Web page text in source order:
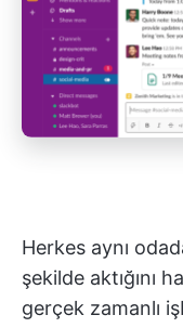
Herkes aynı
şekilde aktığını
gerçek zamanlı